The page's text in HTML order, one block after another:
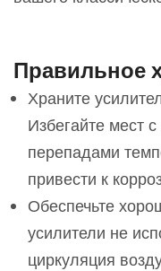
Правильное
Храните
Избегайте мест
перепадами
привести к
Обеспечьте
усилители не
циркуляция